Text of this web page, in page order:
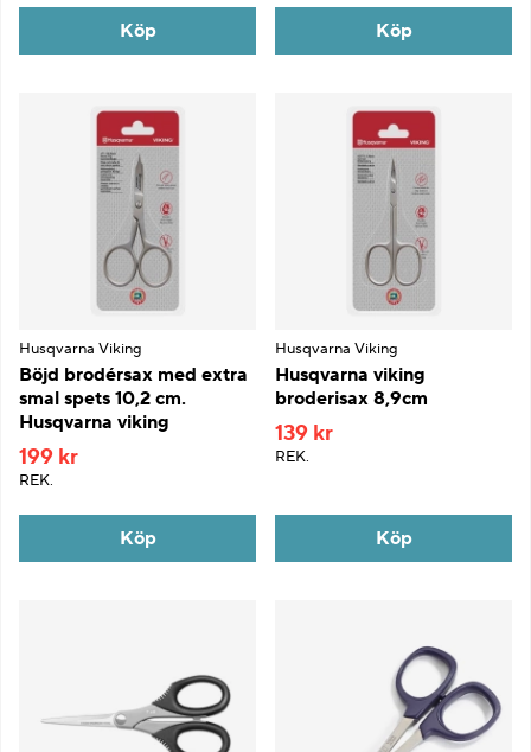
Köp Köp
Husqvarna Viking
Böjd brodérsax med extra
smal spets 10,2 cm.
Husqvarna viking
199 kr
REK.
Köp
Husqvarna Viking
Husqvarna viking
broderisax 8,9cm
139 kr
REK.
Köp